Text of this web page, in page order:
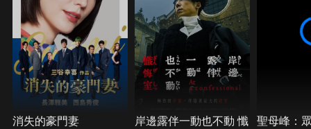
消失的豪門妻
岸邊露伴一動也不動 懺
聖母峰：